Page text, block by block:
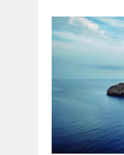
ENGLISH
DEUTSCH